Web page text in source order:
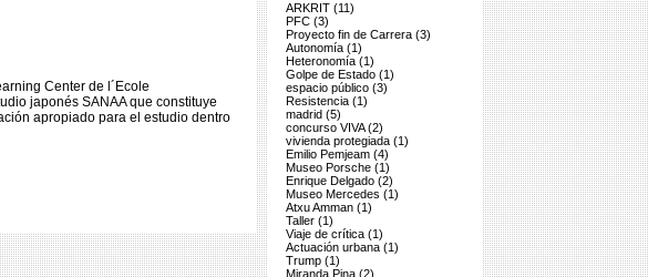
Center de l´Ecole
japonés SANAA que constituye
apropiado para el estudio dentro
ARKRIT (11)
PFC (3)
Proyecto fin de Carrera (3)
Autonomía (1)
Heteronomía (1)
Golpe de Estado (1)
espacio público (3)
Resistencia (1)
madrid (5)
concurso VIVA (2)
vivienda protegiada (1)
Emilio Pemjeam (4)
Museo Porsche (1)
Enrique Delgado (2)
Museo Mercedes (1)
Atxu Amman (1)
Taller (1)
Viaje de crítica (1)
Actuación urbana (1)
Trump (1)
Miranda Pina (2)